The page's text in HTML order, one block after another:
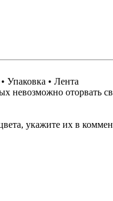
Упаковка • Лента
невозможно оторвать
укажите их в